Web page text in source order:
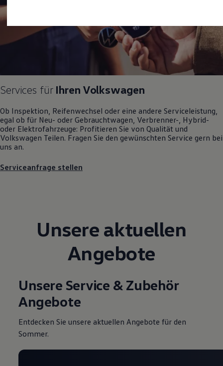
#wedriveproud
Besitzer und Service
myVolkswagen
Inspektion und HU/AU
Reparaturen und Checks
Motorenöl und Flüssigkeiten
Pannen- und Unfallhilfe
Economy Service
Volkswagen Teile
Zubehör
Transport
Entertainment und Elektronik
Handy und Fahrzeug verbinden
Updates für Software, Karten und Radio
Über Ihr Auto
Vorgängermodelle
Kundeninformationen
Warn- und Kontrollleuchten
Assistenzsysteme
Digitale Betriebsanleitung
Live Beratung
Magazin
Lifestyle
Services für Ihren Volkswagen
Ob Inspektion, Reifenwechsel oder eine andere Serviceleistung,
egal ob für Neu- oder Gebrauchtwagen , Verbrenner-, Hybrid-
oder Elektrofahrzeuge: Profitieren Sie von Qualität und
Volkswagen Teilen. Fragen Sie den gewünschten Service gern bei
uns an.
Serviceanfrage stellen
Unsere aktuellen
Angebote
Unsere Service & Zubehör
Angebote
Entdecken Sie unsere aktuellen Angebote für den
Sommer.